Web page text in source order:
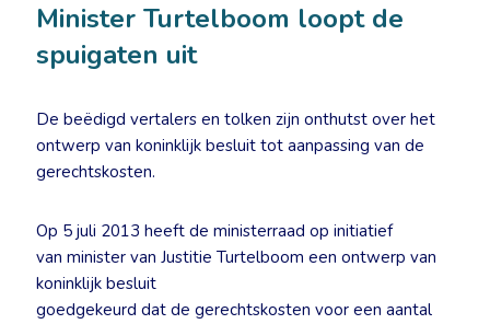
Minister Turtelboom loopt de
spuigaten uit
De beëdigd vertalers en tolken zijn onthutst over het
ontwerp van koninklijk besluit tot aanpassing van de
gerechtskosten.
Op 5 juli 2013 heeft de ministerraad op initiatief
van minister van Justitie Turtelboom een ontwerp van
koninklijk besluit
goedgekeurd dat de gerechtskosten voor een aantal